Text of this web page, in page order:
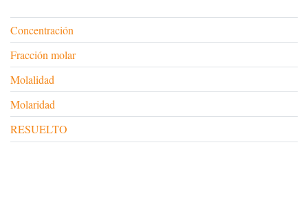
Concentración
Fracción molar
Molalidad
Molaridad
RESUELTO